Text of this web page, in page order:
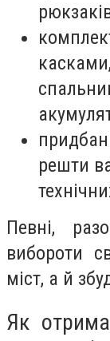
решти
Певні,
вибороти
міст, а й
Як